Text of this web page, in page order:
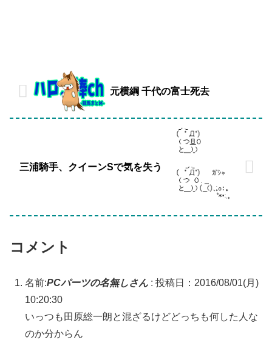
元横綱 千代の富士死去
三浦騎手、クイーンSで気を失う
コメント
名前:PCパーツの名無しさん : 投稿日：2016/08/01(月)
10:20:30
いっつも田原総一朗と混ざるけどどっちも何した人な
のか分からん